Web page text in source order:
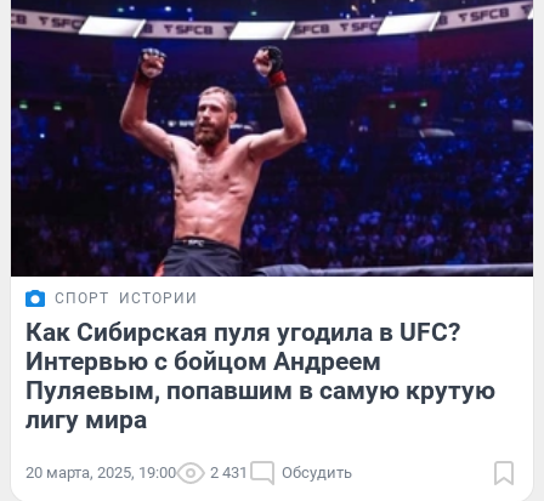
СПОРТ ИСТОРИИ
Как Сибирская пуля угодила в UFC?
Интервью с бойцом Андреем
Пуляевым, попавшим в самую крутую
лигу мира
20 марта, 2025, 19:00 2 431 Обсудить